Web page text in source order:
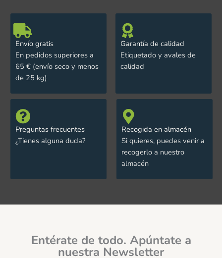
Envío gratis
En pedidos superiores a
65 € (envío seco y menos
de 25 kg)
Garantía de calidad
Etiquetado y avales de
calidad
Preguntas frecuentes
¿Tienes alguna duda?
Recogida en almacén
Si quieres, puedes venir a
recogerlo a nuestro
almacén
Entérate de todo. Apúntate a
nuestra Newsletter